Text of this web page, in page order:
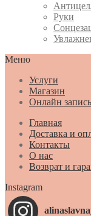
Руки
Меню
Услуги
Магазин
Онлайн запись
Главная
Доставка и
Контакты
О нас
Возврат и
Instagram